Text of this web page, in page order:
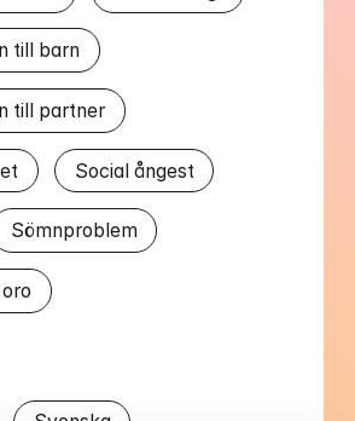
till barn
till partner
Social ångest
Sömnproblem